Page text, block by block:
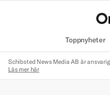
Toppnyheter
Schibsted News Media AB är
Läs mer här